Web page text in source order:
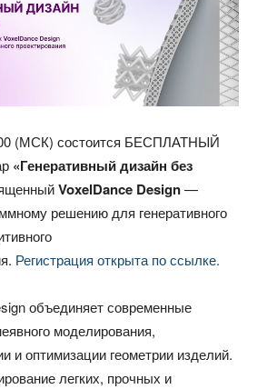
(МСК) состоится БЕСПЛАТНЫЙ
«Генеративный дизайн без
VoxelDance Design—
решению для генеративного
Регистрация открыта по ссылке.
объединяет современные
моделирования,
и оптимизации геометрии изделий.
легких, прочных и